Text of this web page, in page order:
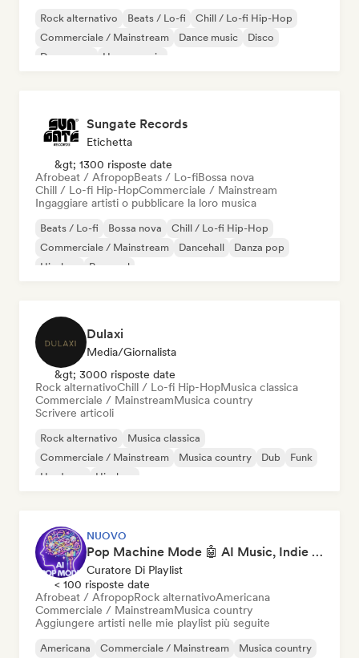
Rock alternativo Beats / Lo-fi
Chill / Lo-fi Hip-Hop
Commerciale / Mainstream
Dance music
Disco
Dream pop
House music
Sungate Records
Etichetta
&gt; 1300 risposte date
Afrobeat / AfropopBeats / Lo-fiBossa nova
Chill / Lo-fi Hip-HopCommerciale / Mainstream
Ingaggiare artisti o pubblicare la loro musica
Beats / Lo-fi Bossa nova
Chill / Lo-fi Hip-Hop
Commerciale / Mainstream
Dancehall
Danza pop
Hip-hop
Pop soul
Dulaxi
Media/Giornalista
&gt; 3000 risposte date
Rock alternativoChill / Lo-fi Hip-HopMusica classica
Commerciale / MainstreamMusica country
Scrivere articoli
Rock alternativo
Musica classica
Commerciale / Mainstream
Musica country Dub
Funk
Hardcore
Hip-hop
NUOVO
Pop Machine Mode 🤖 AI Music, Indie Pop & Dream Pop
Curatore Di Playlist
< 100 risposte date
Afrobeat / AfropopRock alternativoAmericana
Commerciale / MainstreamMusica country
Aggiungere artisti nelle mie playlist più seguite
Americana Commerciale / Mainstream Musica country